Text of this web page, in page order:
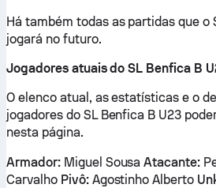
Há também todas as partidas que o
jogará no futuro.
Jogadores atuais do SL Benfica B
O elenco atual, as estatísticas e o
jogadores do SL Benfica B U23
nesta página.
Armador:Miguel SousaAtacante:
Carvalho Pivô:Agostinho Alberto